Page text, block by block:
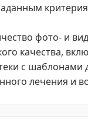
фото- и
качества,
с шаблонами
лечения и